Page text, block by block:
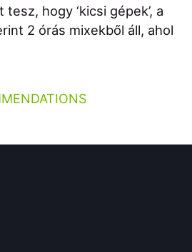
tesz, hogy ‘kicsi gépek’, a
2 órás mixekből áll, ahol